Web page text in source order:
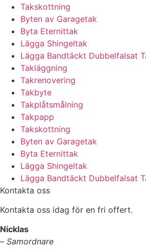
Takskottning
Byten av Garagetak
Byta Eternittak
Lägga Shingeltak
Lägga Bandtäckt Dubbelfalsat
Takläggning
Takrenovering
Takbyte
Takplåtsmålning
Takpapp
Takskottning
Byten av Garagetak
Byta Eternittak
Lägga Shingeltak
Lägga Bandtäckt Dubbelfalsat
Kontakta oss
Kontakta oss idag för en fri offert.
Nicklas
– Samordnare